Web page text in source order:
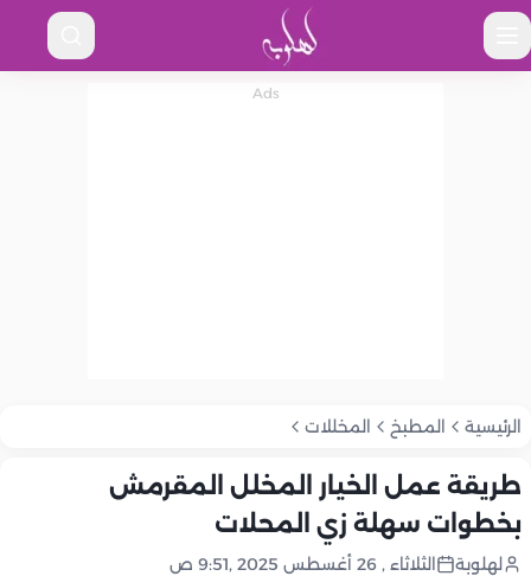
الرئيسية المطبخ المخللات
طريقة عمل الخيار المخلل المقرمش
بخطوات سهلة زي المحلات
لهلوبة الثلاثاء , 26 أغسطس 2025 ,9:51 ص